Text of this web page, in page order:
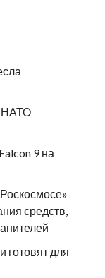
НАТО
9 на
средств,
готовят для